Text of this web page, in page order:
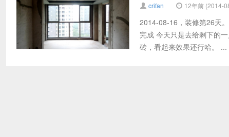
crifan 12年前 (2014-
2014-08-16，装修第26天
完成 今天只是去给剩下的
砖，看起来效果还行哈。 ...